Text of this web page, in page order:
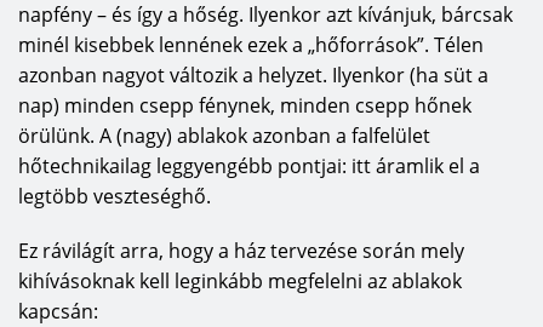
napfény – és így a hőség. Ilyenkor azt kívánjuk, bárcsak
minél kisebbek lennének ezek a „hőforrások”. Télen
azonban nagyot változik a helyzet. Ilyenkor (ha süt a
nap) minden csepp fénynek, minden csepp hőnek
örülünk. A (nagy) ablakok azonban a falfelület
hőtechnikailag leggyengébb pontjai: itt áramlik el a
legtöbb veszteséghő.
Ez rávilágít arra, hogy a ház tervezése során mely
kihívásoknak kell leginkább megfelelni az ablakok
kapcsán: